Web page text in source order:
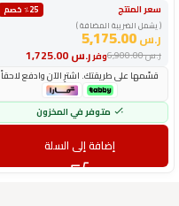
سعر المنتج
٪25 خصم
( يشمل الضريبة المضافة )
ر.س5,175.00
وفرر.س ر.س6,900.00
قسّمها على طريقتك. اشترِ الآن وادفع لاحقاً
متوفر في المخزون
إضافة إلى السلة